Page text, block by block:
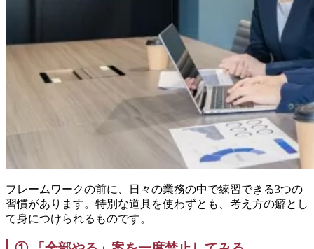
フレームワークの前に、日々の業務の中で練習できる3つの
習慣があります。特別な道具を使わずとも、考え方の癖とし
て身につけられるものです。